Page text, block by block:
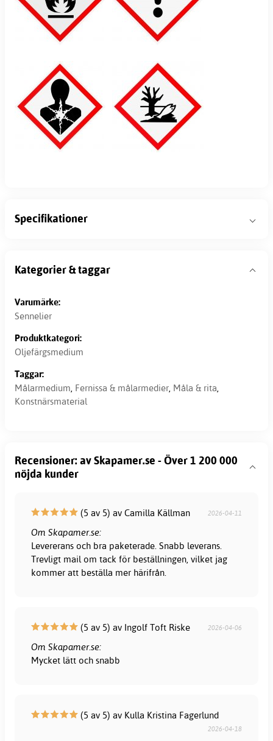
Specifikationer
Kategorier & taggar
Varumärke:
Sennelier
Produktkategori:
Oljefärgsmedium
Taggar:
Målarmedium, Fernissa & målarmedier, Måla & rita,
Konstnärsmaterial
Recensioner: av Skapamer.se - Över 1 200 000
nöjda kunder
(5 av 5) av Camilla Källman 2026-04-11
Om Skapamer.se:
Levererans och bra paketerade. Snabb leverans.
Trevligt mail om tack för beställningen, vilket jag
kommer att beställa mer härifrån.
(5 av 5) av Ingolf Toft Riske 2026-04-06
Om Skapamer.se:
Mycket lätt och snabb
(5 av 5) av Kulla Kristina Fagerlund
2026-04-18